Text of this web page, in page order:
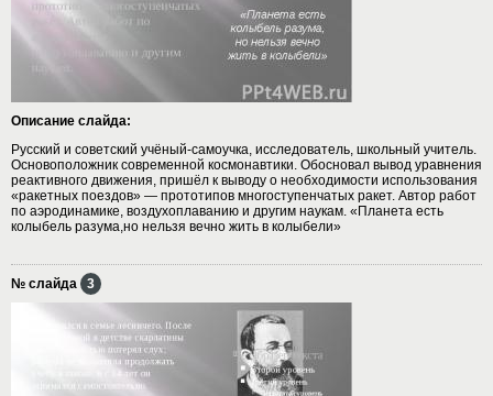
Описание слайда:
Русский и советский учёный-самоучка, исследователь, школьный учитель.
Основоположник современной космонавтики. Обосновал вывод уравнения
реактивного движения, пришёл к выводу о необходимости использования
«ракетных поездов» — прототипов многоступенчатых ракет. Автор работ
по аэродинамике, воздухоплаванию и другим наукам. «Планета есть
колыбель разума,но нельзя вечно жить в колыбели»
№ слайда 3